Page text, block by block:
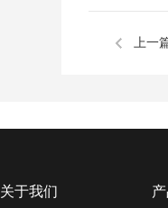
上一
关于我们